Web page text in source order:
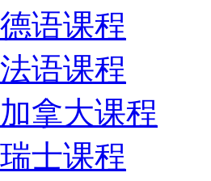
德语课程
法语课程
加拿大课程
瑞士课程